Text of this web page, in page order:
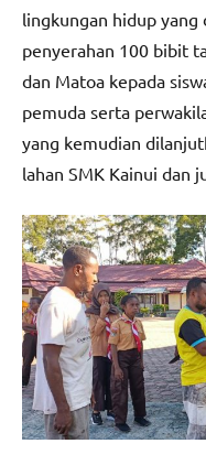
lingkungan hidup yang
penyerahan 100 bibit
dan Matoa kepada
pemuda serta
yang kemudian
lahan SMK Kainui dan